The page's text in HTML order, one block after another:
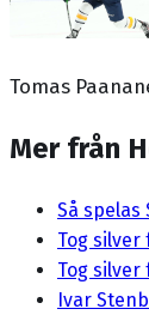
Tomas
Mer från
Så spelas
Tog
Tog
Ivar